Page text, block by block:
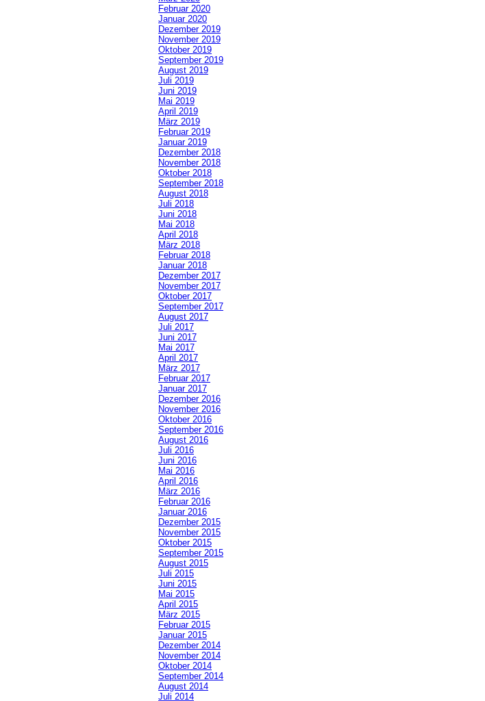
Februar 2020
Januar 2020
Dezember 2019
November 2019
Oktober 2019
September 2019
August 2019
Juli 2019
Juni 2019
Mai 2019
April 2019
März 2019
Februar 2019
Januar 2019
Dezember 2018
November 2018
Oktober 2018
September 2018
August 2018
Juli 2018
Juni 2018
Mai 2018
April 2018
März 2018
Februar 2018
Januar 2018
Dezember 2017
November 2017
Oktober 2017
September 2017
August 2017
Juli 2017
Juni 2017
Mai 2017
April 2017
März 2017
Februar 2017
Januar 2017
Dezember 2016
November 2016
Oktober 2016
September 2016
August 2016
Juli 2016
Juni 2016
Mai 2016
April 2016
März 2016
Februar 2016
Januar 2016
Dezember 2015
November 2015
Oktober 2015
September 2015
August 2015
Juli 2015
Juni 2015
Mai 2015
April 2015
März 2015
Februar 2015
Januar 2015
Dezember 2014
November 2014
Oktober 2014
September 2014
August 2014
Juli 2014